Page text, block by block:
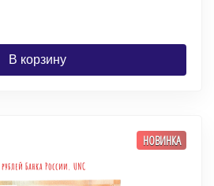
В корзину
НОВИНКА